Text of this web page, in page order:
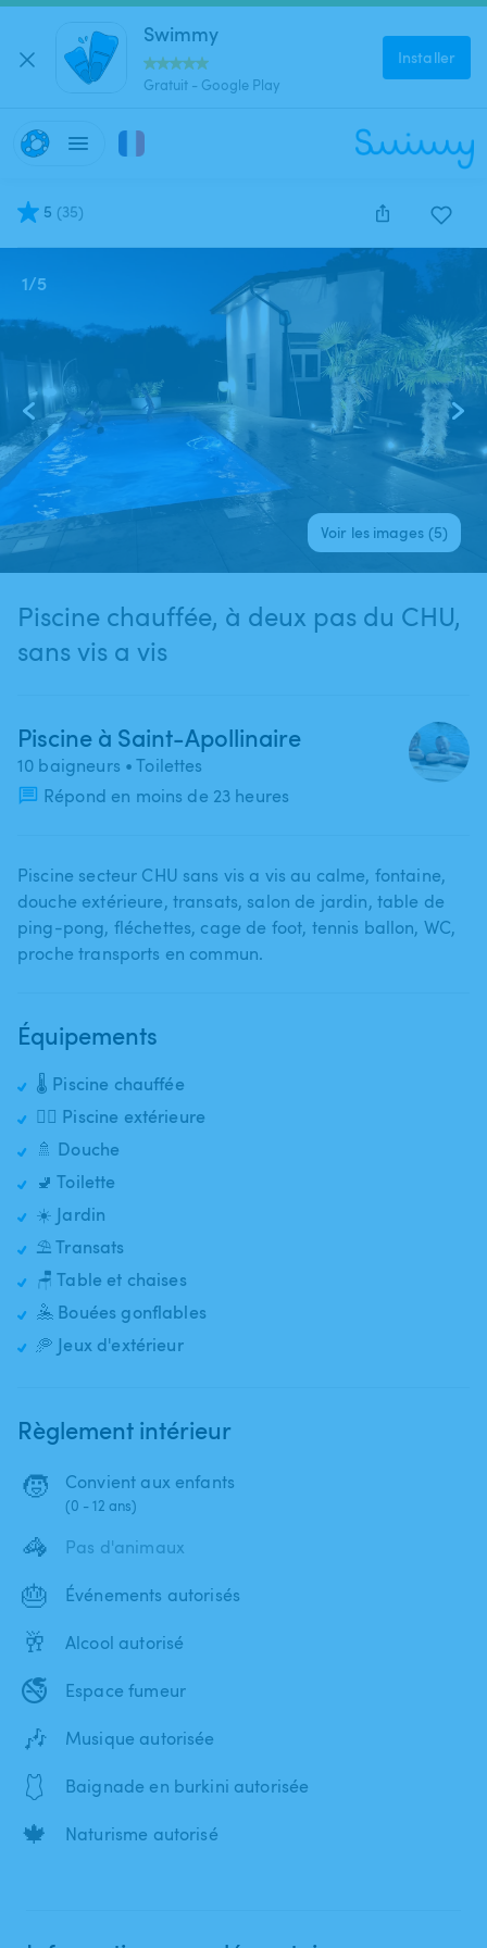
Swimmy
Gratuit - Google Play
Installer
5 (35)
1/5
Voir les images (5)
Piscine chauffée, à deux pas du CHU,
sans vis a vis
Piscine à Saint-Apollinaire
10 baigneurs • Toilettes
Répond en moins de 23 heures
Piscine secteur CHU sans vis a vis au calme​,​ fontaine​,​
douche extérieure​,​ transats​,​ salon de jardin​,​ table de
ping-pong​,​ fléchettes​,​ cage de foot​,​ tennis ballon​,​ WC​,​
proche transports en commun.
Équipements
🌡️ Piscine chauffée
🏊‍♂️ Piscine extérieure
🚿 Douche
🚽 Toilette
☀️ Jardin
⛱️ Transats
🪑 Table et chaises
🤽 Bouées gonflables
🥏 Jeux d'extérieur
Règlement intérieur
🧒 Convient aux enfants
(0 - 12 ans)
🦓 Pas d'animaux
🎂 Événements autorisés
🥂 Alcool autorisé
🚭 Espace fumeur
🎶 Musique autorisée
🩱 Baignade en burkini autorisée
🍁 Naturisme autorisé